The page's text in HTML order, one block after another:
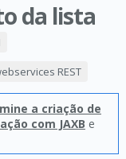
da lista
REST
a criação de
com JAXB e